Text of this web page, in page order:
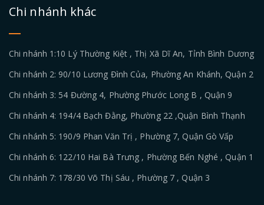
Chi nhánh khác
Chi nhánh 1:10 Lý Thường Kiệt , Thị Xã Dĩ An, Tỉnh Bình Dương
Chi nhánh 2: 90/10 Lương Đình Của, Phường An Khánh, Quận 2
Chi nhánh 3: 54 Đường 4, Phường Phước Long B , Quận 9
Chi nhánh 4: 194/4 Bạch Đằng, Phường 22 ,Quận Bình Thạnh
Chi nhánh 5: 190/9 Phan Văn Trị , Phường 7, Quận Gò Vấp
Chi nhánh 6: 122/10 Hai Bà Trưng , Phường Bến Nghé , Quận 1
Chi nhánh 7: 178/30 Võ Thị Sáu , Phường 7 , Quận 3